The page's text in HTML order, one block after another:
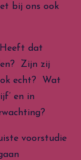
bij ons ook
dat
Zijn zij
echt? Wat
en in
voorstudie